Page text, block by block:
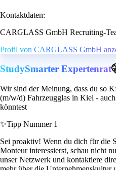
Kontaktdaten:
CARGLASS GmbH Recruiting-
Profil von CARGLASS GmbH
StudySmarter Expertenrat
Wir sind der Meinung, dass du so
(m/w/d) Fahrzeugglas in Kiel -
könntest
✨Tipp Nummer 1
Sei proaktiv! Wenn du dich für die
Monteur interessierst, schau nicht
unser Netzwerk und kontaktiere